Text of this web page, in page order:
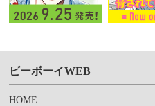
ビーボーイWEB
HOME